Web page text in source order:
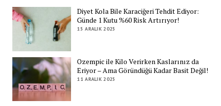
Diyet Kola Bile Karaciğeri Tehdit Ediyor:
Günde 1 Kutu %60 Risk Artırıyor!
15 ARALIK 2025
Ozempic ile Kilo Verirken Kaslarınız da
Eriyor – Ama Göründüğü Kadar Basit Değil!
11 ARALIK 2025